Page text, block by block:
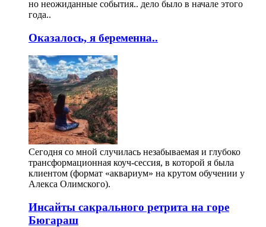
но неожиданные события.. дело было в начале этого
года..
Оказалось, я беременна..
Сегодня со мной случилась незабываемая и глубоко
трансформационная коуч-сессия, в которой я была
клиентом (формат «аквариум» на крутом обучении у
Алекса Олимского).
Инсайты сакрального ретрита на горе
Бюгараш